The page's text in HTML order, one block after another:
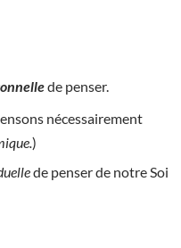
de penser.
nécessairement
)
de penser de notre Soi